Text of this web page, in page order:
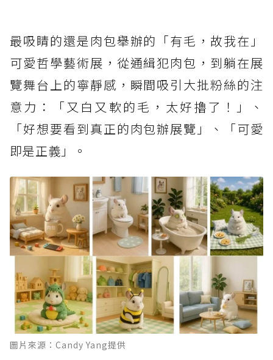
最吸睛的還是肉包舉辦的「有毛，故我在」
可愛哲學藝術展，從通緝犯肉包，到躺在展
覽舞台上的寧靜感，瞬間吸引大批粉絲的注
意力：「又白又軟的毛，太好擼了！」、
「好想要看到真正的肉包辦展覽」、「可愛
即是正義」。
圖片來源：Candy Yang提供